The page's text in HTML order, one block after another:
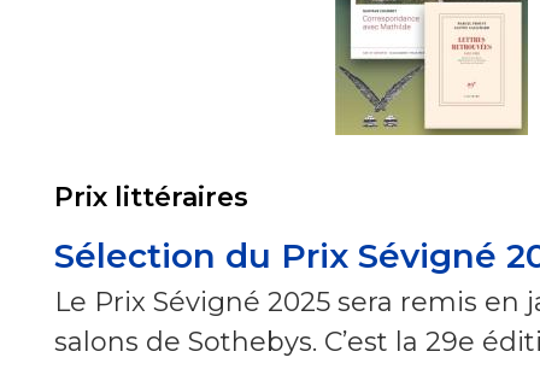
Prix littéraires
Sélection du Prix Sévigné
Le Prix Sévigné 2025 sera remis en
salons de Sothebys. C’est la 29e